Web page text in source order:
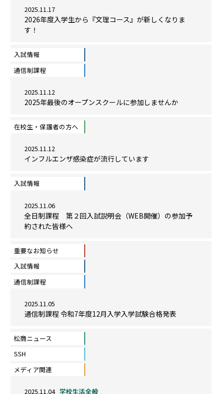
2025.11.17
2026年度入学生から『文理コース』が新しくなりま
す！
入試情報
通信制課程
2025.11.12
2025年最後のオープンスクールに参加しませんか
在校生・保護者の方へ
2025.11.12
インフルエンザ感染症が流行しています
入試情報
2025.11.06
全日制課程 第２回入試説明会（WEB開催）の参加予
約された皆様へ
重要なお知らせ
入試情報
通信制課程
2025.11.05
通信制課程 令和7年度12月入学入学試験合格発表
松商ニュース
SSH
メディア関連
2025.11.04 学校生活全般